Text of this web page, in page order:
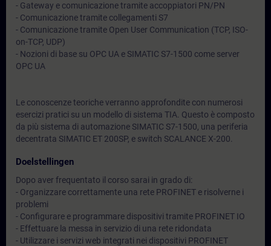
- Gateway e comunicazione tramite accoppiatori PN/PN
- Comunicazione tramite collegamenti S7
- Comunicazione tramite Open User Communication (TCP, ISO-
on-TCP, UDP)
- Nozioni di base su OPC UA e SIMATIC S7-1500 come server
OPC UA
Le conoscenze teoriche verranno approfondite con numerosi
esercizi pratici su un modello di sistema TIA. Questo è composto
da più sistema di automazione SIMATIC S7-1500, una periferia
decentrata SIMATIC ET 200SP, e switch SCALANCE X-200.
Doelstellingen
Dopo aver frequentato il corso sarai in grado di:
- Organizzare correttamente una rete PROFINET e risolverne i
problemi
- Configurare e programmare dispositivi tramite PROFINET IO
- Effettuare la messa in servizio di una rete ridondata
- Utilizzare i servizi web integrati nei dispositivi PROFINET